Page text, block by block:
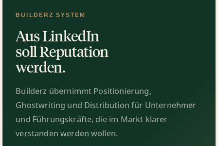
BUILDERZ SYSTEM
Aus LinkedIn
soll Reputation
werden.
Builderz übernimmt Positionierung,
Ghostwriting und Distribution für Unternehmer
und Führungskräfte, die im Markt klarer
verstanden werden wollen.